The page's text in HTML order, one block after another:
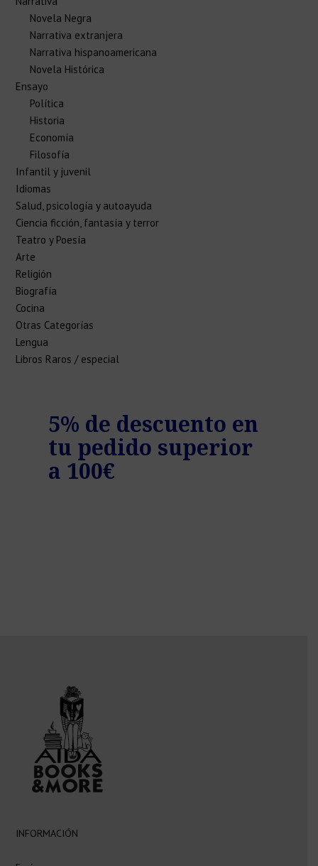
Novela Negra
Narrativa extranjera
Narrativa hispanoamericana
Novela Histórica
Ensayo
Política
Historia
Economía
Filosofía
Infantil y juvenil
Idiomas
Salud, psicología y autoayuda
Ciencia ficción, fantasía y terror
Teatro y Poesía
Arte
Religión
Biografía
Cocina
Otras Categorías
Lengua
Libros Raros / especial
5% de descuento en
tu pedido superior
a 100€
INFORMACIÓN